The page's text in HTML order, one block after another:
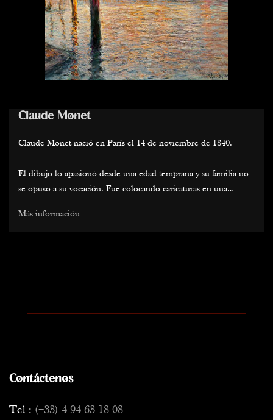
Claude Monet
Claude Monet nació en París el 14 de noviembre de 1840.
El dibujo lo apasionó desde una edad temprana y su familia no
se opuso a su vocación. Fue colocando caricaturas en una
Después de su servicio militar (interrumpido debido a la fiebre
retorno a los cánones antiguos, dejó la Escuela Imperial de
Más información
Contáctenos
Tel : (+33) 4 94 63 18 08